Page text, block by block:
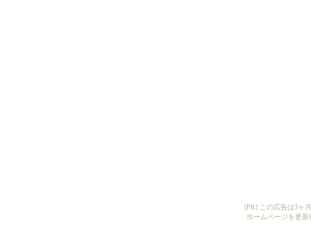
[PR] この広告は3ヶ
ホームページを更